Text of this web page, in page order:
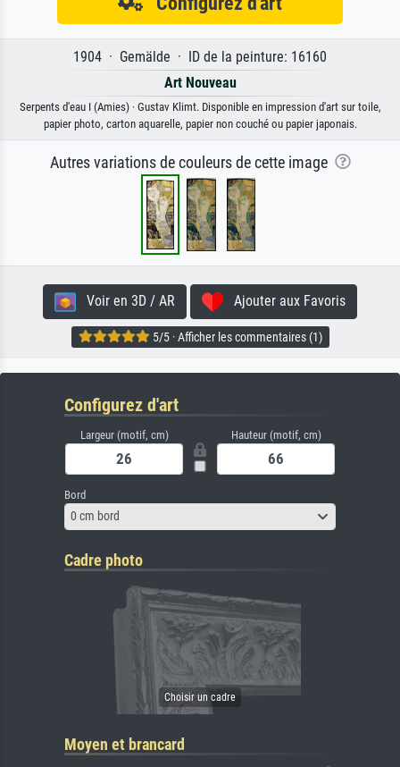
1904 · Gemälde · ID de la peinture: 16160
Art Nouveau
Serpents d'eau I (Amies) · Gustav Klimt. Disponible en impression d'art sur toile,
papier photo, carton aquarelle, papier non couché ou papier japonais.
Autres variations de couleurs de cette image
Voir en 3D / AR Ajouter aux Favoris
5/5 · Afficher les commentaires (1)
Configurez d'art
Largeur (motif, cm) Hauteur (motif, cm)
Bord
0 cm bord
Cadre photo
Moyen et brancard